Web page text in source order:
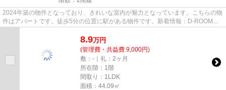
2024年築の物件となっており、きれいな室内が魅力となっています。こちらの物
件はアパートです。徒歩5分の位置に駅がある物件です。新着情報：D-ROOM河
8.9万円
(管理費・共益費 9,000円)
敷：-｜礼：2ヶ月
所在階：1階
間取り：1LDK
面積：44.09㎡